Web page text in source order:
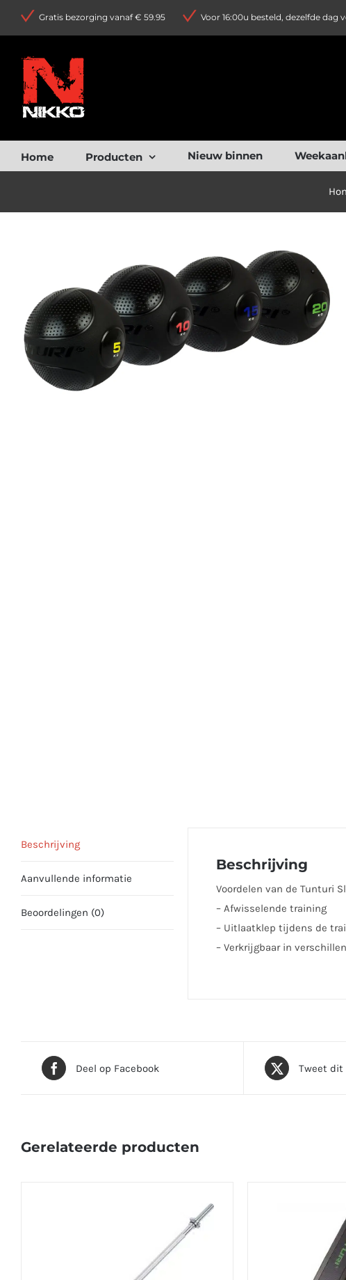
Gratis bezorging vanaf € 59.95 Voor 16:00u besteld, dezelfde dag
Home Producten Nieuw binnen
Beschrijving
Aanvullende informatie
Beoordelingen (0)
Beschrijving
Voordelen van de Tunturi
– Afwisselende training
– Uitlaatklep tijdens de
– Verkrijgbaar in
Deel op Facebook Tweet
Gerelateerde producten